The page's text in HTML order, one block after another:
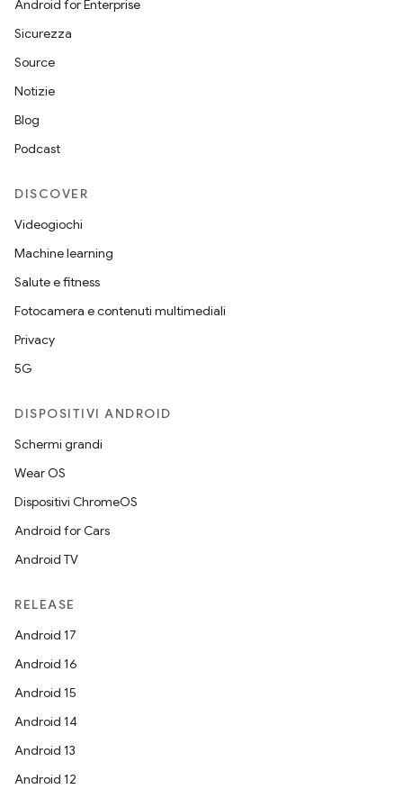
Android for Enterprise
Sicurezza
Source
Notizie
Blog
Podcast
DISCOVER
Videogiochi
Machine learning
Salute e fitness
Fotocamera e contenuti multimediali
Privacy
5G
DISPOSITIVI ANDROID
Schermi grandi
Wear OS
Dispositivi ChromeOS
Android for Cars
Android TV
RELEASE
Android 17
Android 16
Android 15
Android 14
Android 13
Android 12